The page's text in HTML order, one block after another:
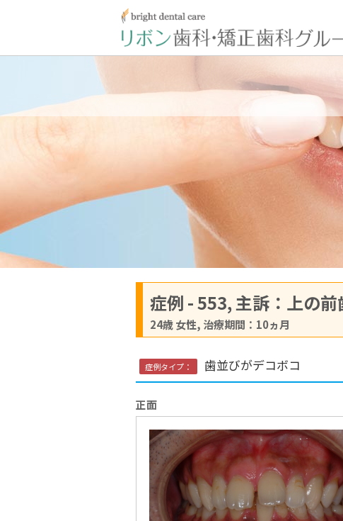
症例 - 553, 主訴：上の
24歳 女性, 治療期間：10ヵ月
症例タイプ： 歯並びがデコボコ
正面